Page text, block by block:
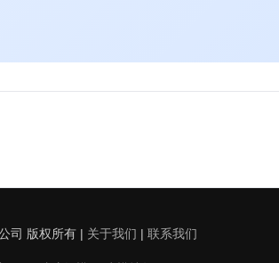
司 版权所有 | 关于我们 | 联系我们